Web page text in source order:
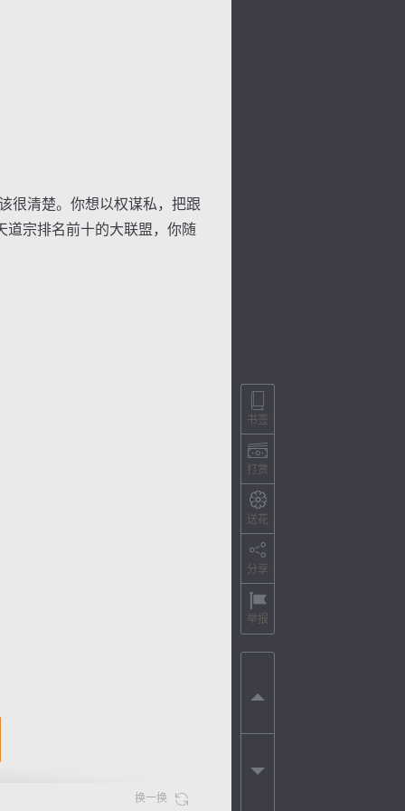
清楚。你想以权谋私，把跟
道宗排名前十的大联盟，你随
换一换
书签
打赏
送花
分享
举报